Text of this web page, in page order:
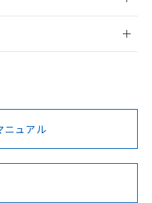
員登録
く前に、以下を必ずお読
ニュアル
了までの期間は出
ることから備考
ました。